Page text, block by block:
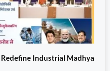
Redefine Industrial Madhya